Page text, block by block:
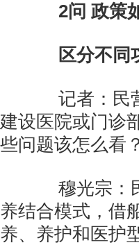
2问 政策
区分不同
记者：民营
建设医院或门诊
些问题该怎么看？
穆光宗：民
养结合模式，借
养、养护和医护